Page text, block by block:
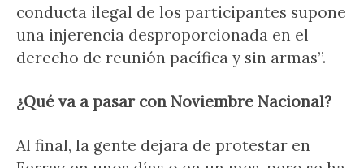
conducta ilegal de los participantes supone
una injerencia desproporcionada en el
derecho de reunión pacífica y sin armas”.
¿Qué va a pasar con Noviembre Nacional?
Al final, la gente dejara de protestar en